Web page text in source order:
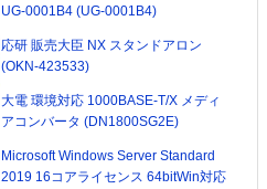
UG-0001B4 (UG-0001B4)
応研 販売大臣 NX スタンドアロン
(OKN-423533)
大電 環境対応 1000BASE-T/X メディ
アコンバータ (DN1800SG2E)
Microsoft Windows Server Standard
2019 16コアライセンス 64bitWin対応